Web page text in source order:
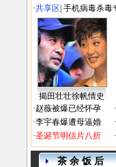
·共享区 手机病毒杀毒
揭田壮壮徐帆情史
·赵薇被爆已经怀孕
·李宇春爆遭母逼婚
·圣诞节明信片八折
·
·
·
茶 余 饭 后